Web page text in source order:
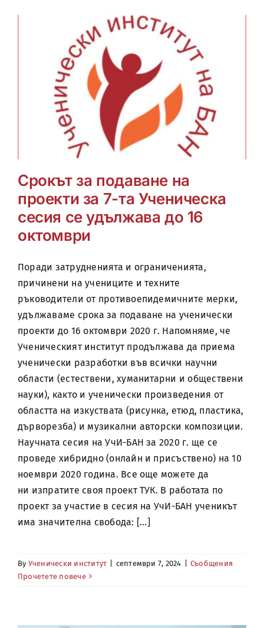
Срокът за подаване на
проекти за 7-та Ученическа
сесия се удължава до 16
октомври
Поради затрудненията и ограниченията,
причинени на учениците и техните
ръководители от противоепидемичните мерки,
удължаваме срока за подаване на ученически
проекти до 16 октомври 2020 г. Напомняме, че
Ученическият институт продължава да приема
ученически разработки във всички научни
области (естествени, хуманитарни и обществени
науки), както и ученически произведения от
областта на изкуствата (рисунка, етюд, пластика,
дърворезба) и музикални авторски композиции.
Научната сесия на УчИ-БАН за 2020 г. ще се
проведе хибридно (онлайн и присъствено) на 10
ноември 2020 година. Все още можете да
ни изпратите своя проект ТУК. В работата по
проект за участие в сесия на УчИ-БАН ученикът
има значителна свобода: [...]
By Ученически институт септември 7, 2024
Съобщения
Прочетете повече